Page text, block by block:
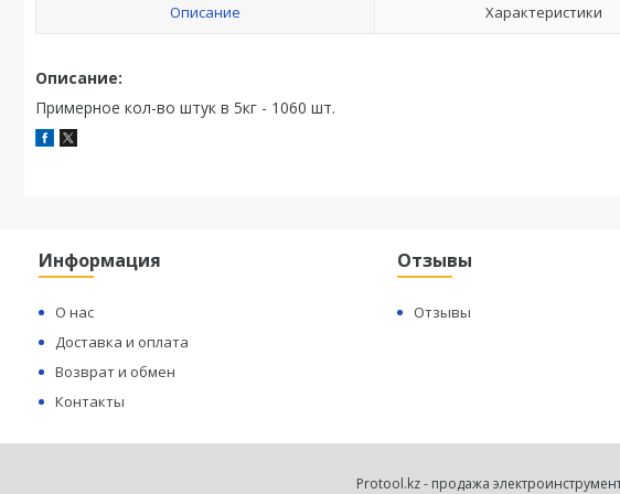
Описание Характеристики
Описание:
Примерное кол-во штук в 5кг - 1060 шт.
Информация
О нас
Доставка и оплата
Возврат и обмен
Контакты
Отзывы
Отзывы